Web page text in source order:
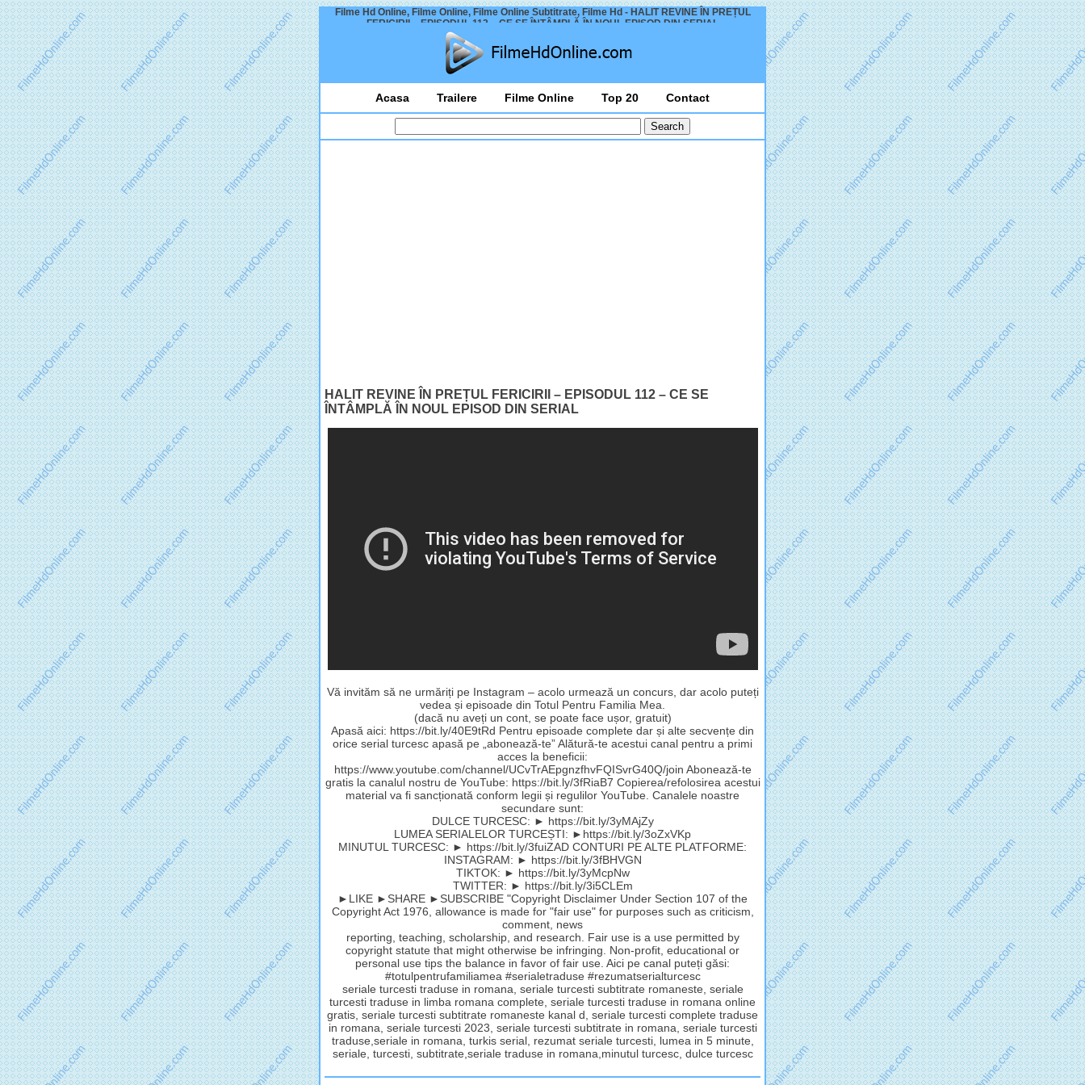
Filme Hd Online, Filme Online, Filme Online Subtitrate, Filme Hd - HALIT REVINE ÎN PREȚUL
FERICIRII – EPISODUL 112 – CE SE ÎNTÂMPLĂ ÎN NOUL EPISOD DIN SERIAL
Acasa Trailere Filme Online Top 20 Contact
HALIT REVINE ÎN PREȚUL FERICIRII – EPISODUL 112 – CE SE
ÎNTÂMPLĂ ÎN NOUL EPISOD DIN SERIAL
Vă invităm să ne urmăriți pe Instagram – acolo urmează un concurs, dar acolo puteți
vedea și episoade din Totul Pentru Familia Mea.
(dacă nu aveți un cont, se poate face ușor, gratuit)
Apasă aici: https://bit.ly/40E9tRd Pentru episoade complete dar și alte secvențe din
orice serial turcesc apasă pe „abonează-te” Alătură-te acestui canal pentru a primi
acces la beneficii:
https://www.youtube.com/channel/UCvTrAEpgnzfhvFQISvrG40Q/join Abonează-te
gratis la canalul nostru de YouTube: https://bit.ly/3fRiaB7 Copierea/refolosirea acestui
material va fi sancționată conform legii și regulilor YouTube. Canalele noastre
secundare sunt:
DULCE TURCESC: ► https://bit.ly/3yMAjZy
LUMEA SERIALELOR TURCEȘTI: ►https://bit.ly/3oZxVKp
MINUTUL TURCESC: ► https://bit.ly/3fuiZAD CONTURI PE ALTE PLATFORME:
INSTAGRAM: ► https://bit.ly/3fBHVGN
TIKTOK: ► https://bit.ly/3yMcpNw
TWITTER: ► https://bit.ly/3i5CLEm
►LIKE ►SHARE ►SUBSCRIBE "Copyright Disclaimer Under Section 107 of the
Copyright Act 1976, allowance is made for "fair use" for purposes such as criticism,
comment, news
reporting, teaching, scholarship, and research. Fair use is a use permitted by
copyright statute that might otherwise be infringing. Non-profit, educational or
personal use tips the balance in favor of fair use. Aici pe canal puteți găsi:
#totulpentrufamiliamea #serialetraduse #rezumatserialturcesc
seriale turcesti traduse in romana, seriale turcesti subtitrate romaneste, seriale
turcesti traduse in limba romana complete, seriale turcesti traduse in romana online
gratis, seriale turcesti subtitrate romaneste kanal d, seriale turcesti complete traduse
in romana, seriale turcesti 2023, seriale turcesti subtitrate in romana, seriale turcesti
traduse,seriale in romana, turkis serial, rezumat seriale turcesti, lumea in 5 minute,
seriale, turcesti, subtitrate,seriale traduse in romana,minutul turcesc, dulce turcesc